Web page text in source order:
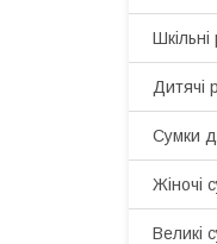
Дитячі
Сумки
Жіночі
Великі